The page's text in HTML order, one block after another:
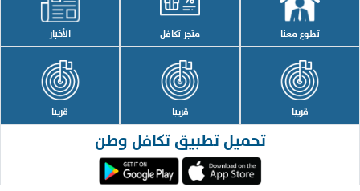
تطوع معنا متجر تكافل الأخبار
قريبا قريبا قريبا
تحميل تطبيق تكافل وطن